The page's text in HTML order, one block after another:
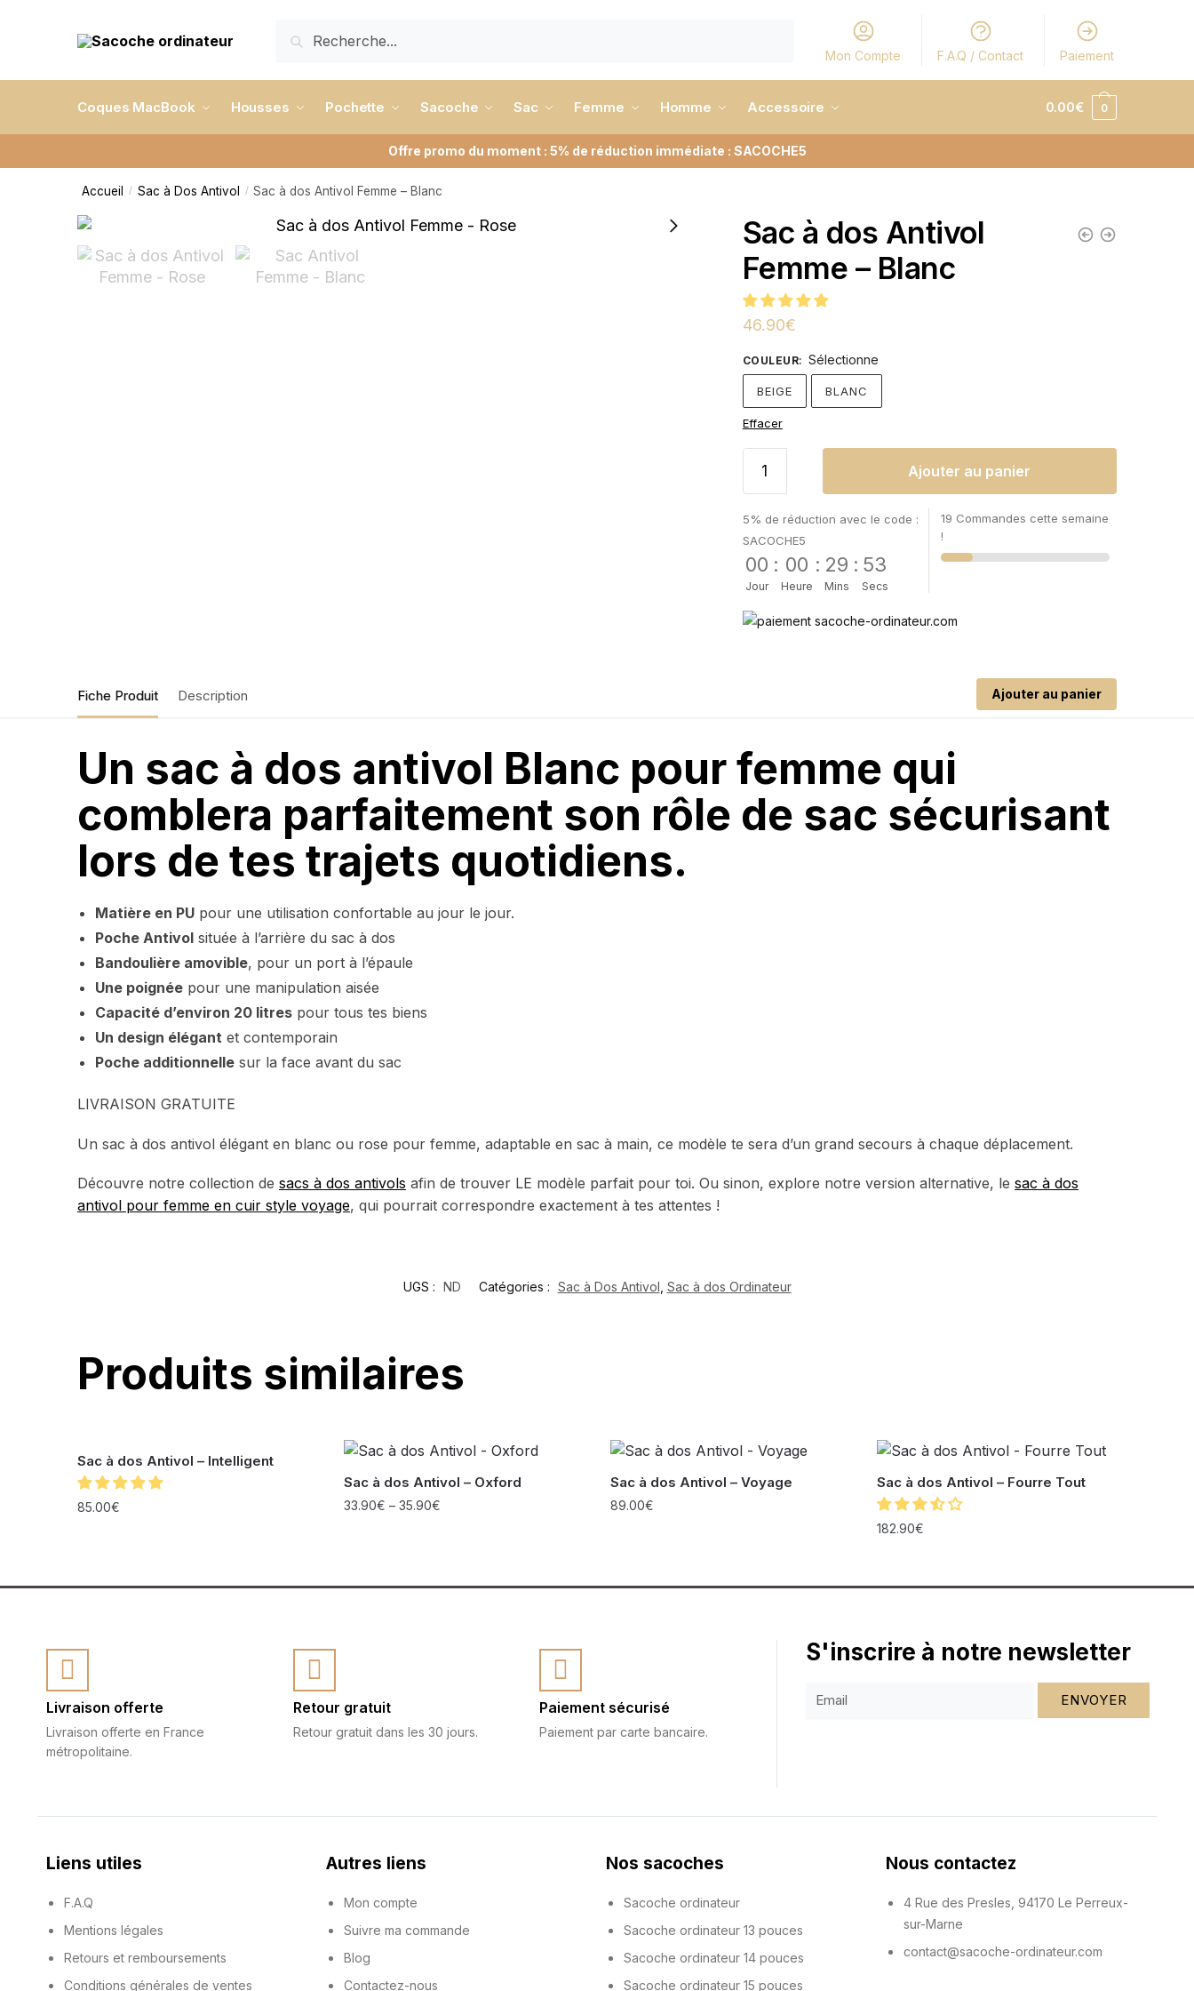
Mon Compte F.A.Q / Contact Paiement
Coques MacBook Housses Pochette Sacoche Sac Femme Homme Accessoire 0.00€ 0
Offre promo du moment : 5% de réduction immédiate : SACOCHE5
Accueil / Sac à Dos Antivol / Sac à dos Antivol Femme – Blanc
Sac à dos Antivol
Femme – Blanc
46.90€
COULEUR: Sélectionne
BEIGE BLANC
Effacer
Ajouter au panier
5% de réduction avec le code :
SACOCHE5
00
Jour
: 00
Heure
: 29
Mins
: 52
Secs
19 Commandes cette semaine
!
Fiche Produit Description Ajouter au panier
Un sac à dos antivol Blanc pour femme qui
comblera parfaitement son rôle de sac sécurisant
lors de tes trajets quotidiens.
Matière en PU pour une utilisation confortable au jour le jour.
Poche Antivol située à l’arrière du sac à dos
Bandoulière amovible, pour un port à l’épaule
Une poignée pour une manipulation aisée
Capacité d’environ 20 litres pour tous tes biens
Un design élégant et contemporain
Poche additionnelle sur la face avant du sac
LIVRAISON GRATUITE
Un sac à dos antivol élégant en blanc ou rose pour femme, adaptable en sac à main, ce modèle te sera d’un grand secours à chaque déplacement.
Découvre notre collection desacs à dos antivols afin de trouver LE modèle parfait pour toi. Ou sinon, explore notre version alternative, lesac à dos
antivol pour femme en cuir style voyage, qui pourrait correspondre exactement à tes attentes !
UGS : ND Catégories : Sac à Dos Antivol Sac à dos Ordinateur
Produits similaires
Sac à dos Antivol – Intelligent
85.00€
Sac à dos Antivol – Oxford
33.90€ – 35.90€
Sac à dos Antivol – Voyage
89.00€
Sac à dos Antivol – Fourre Tout
182.90€
Livraison offerte
Livraison offerte en France
métropolitaine.
Retour gratuit
Retour gratuit dans les 30 jours.
Paiement sécurisé
Paiement par carte bancaire.
S'inscrire à notre newsletter
ENVOYER
Liens utiles
F.A.Q
Mentions légales
Retours et remboursements
Conditions générales de ventes
Autres liens
Mon compte
Suivre ma commande
Blog
Contactez-nous
Nos sacoches
Sacoche ordinateur
Sacoche ordinateur 13 pouces
Sacoche ordinateur 14 pouces
Sacoche ordinateur 15 pouces
Nous contactez
4 Rue des Presles, 94170 Le Perreux-
sur-Marne
contact@sacoche-ordinateur.com